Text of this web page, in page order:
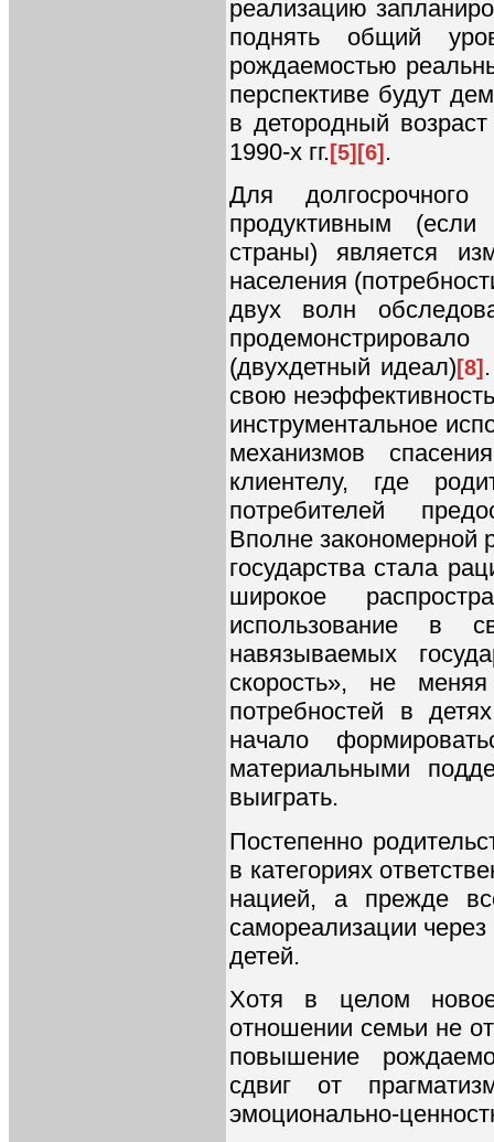
реализацию
поднять общий
рождаемостью
перспективе будут
в детородный
1990-х гг.[5] [6] .
Для
продуктивным (если
страны) является
населения
двух волн
(двухдетный идеал)[8]
свою
инструментальное
механизмов
клиентелу, где
потребителей
Вполне закономерной
государства стала
широкое
использование в
навязываемых
скорость», не
потребностей в
начало
материальными
выиграть.
Постепенно
в категориях
нацией, а прежде
самореализации
детей.
Хотя в целом новое
отношении семьи не
повышение
сдвиг от
эмоционально-